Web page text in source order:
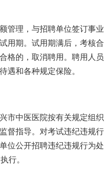
管理，与招聘单位签订事业
用期。试用期满后，考核合
格的，取消聘用。聘用人员
遇和各种规定保险。
市中医医院按有关规定组织
督指导。对考试违纪违规行
位公开招聘违纪违规行为处
行。